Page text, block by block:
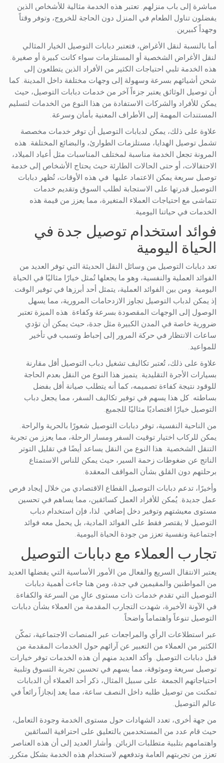
مباشرة إلى باب منزلهم. تعتبر هذه الخدمة مثالية للأشخاص الذين
يفضلون تناول الطعام في المنزل دون الحاجة للخروج، وتوفر وقتاً
وجهداً كبيرين.
أما بالنسبة لنقل الأغراض، فتعتبر دبابات التوصيل الخيار المثالي
لنقل الأغراض الشخصية أو المستلزمات سواء كانت كبيرة أو صغيرة.
هذه الخدمة تلبي احتياجات الكثير من الأفراد الذين يتطلعون إلى
شحن أشيائهم بسرعة وسهولة إلى وجهات مختلفة داخل المدينة. كما
أن توصيل الوثائق يعتبر جزءاً آخر من خدمات دبابات التوصيل، حيث
يمكن للأفراد والشركات الاستفادة من هذا النوع من الخدمات لتسليم
المستندات المهمة إلى الأطراف المعنية بأمان وسرعة.
علاوة على ذلك، يمكن لدبابات التوصيل أن توفر خدمات مخصصة
تشمل توصيل الهدايا، مستلزمات الطوارئ، والبضائع المختلفة. هذه
المرونة تجعل الخدمة مناسبة لمختلف المناسبات مثل أعياد الميلاد،
الاحتفالات، أو حتى الحالات الطارئة حيث يحتاج الأشخاص إلى خدمة
توصيل سريعة يمكن الاعتماد عليها. في هذه الأوقات، تُظهر دبابات
التوصيل قدرتها على الاستجابة لطلب السوق وتقديم خدمات
تتماشى مع احتياجات العملاء المتغيرة، مما يعزز من قيمة هذه
الخدمات في حياتنا اليومية.
فوائد استخدام توصيل جدة في
الحياة اليومية
تعد دبابات التوصيل من وسائل النقل الحديثة التي توفر العديد من
الفوائد العملية والنفسية، وهو ما يجعلها تُمثل خيارًا مثاليًا في الحياة
اليومية. ومن بين الفوائد العملية، يتمثل أحد أبرزها في توفير الوقت.
إذ يمكن لدباب التوصيل تجاوز الازدحامات المرورية، مما يسهل
الوصول إلى الوجهات المقصودة بسرعة وكفاءة. هذه الميزة تعتبر
ضرورية خاصة في المدن الكبيرة مثل جدة، حيث يمكن أن تؤدي
ساعات الانتظار في حركة المرور إلى إحباط وتسبب في تأخير
للمواعيد.
علاوة على ذلك، تُعتبر تكاليف تشغيل دباب التوصيل أقل مقارنة
بسيارات الأجرة التقليدية. يتميز هذا النوع من النقل بعدم الحاجة
للوقود نتيجة كفاءة تصميمه، كما أنه يتطلب صيانة أقل بفضل
بساطته. كل هذا يسهم في توفير تكاليف السفر، مما يجعل دباب
التوصيل خيارًا اقتصاديًا مثاليًا للجميع.
من الناحية النفسية، توفر دبابات التوصيل شعورًا بالحرية والراحة.
يمكن للركاب اختيار توقيت السفر ومسار الرحلة، مما يعزز من تجربة
التنقل الشخصية. هذا النوع من النقل يساعد أيضًا في تقليل التوتر
الناتج عن ضغوطات زحمة السير، حيث يمكن للناس الاستمتاع
برحلتهم دون القلق بشأن المواقف المعقدة.
وأخيرًا، تدعم دبابات التوصيل القطاع الاقتصادي من خلال إيجاد فرص
عمل جديدة. يُمكن للأفراد العمل كسائقين، مما يساهم في تحسين
مستوى معيشتهم وتوفير دخل إضافي. لذا، فإن استخدام دباب
التوصيل لا يقتصر فقط على الفوائد المادية، بل يحمل معه فوائد
اجتماعية ونفسية تعزز من جودة الحياة اليومية.
تجارب العملاء مع دبابات التوصيل
يعتبر الانتقال السريع والفعال من الأمور الأساسية التي يفضلها العديد
من المواطنين والمقيمين في جدة، ومن هنا جاءت أهمية دبابات
التوصيل التي تقدم خدمات ذات مستوى عالٍ من السرعة والكفاءة.
في الآونة الأخيرة، شهدت التجارب المقدمة من العملاء بشأن دبابات
التوصيل تنوعاً واهتماماً واضحاً.
عبر استطلاعات الرأي والمراجعات عبر المنصات الاجتماعية، تمكّن
الكثير من العملاء من التعبير عن آرائهم حول الخدمات المقدمة من
قبل دبابات التوصيل. وأكد العديد منهم أن هذه الخدمات توفر خيارات
توصيل سريعة وموثوقة، مما يسهم في تحسين تجربة التسوق وتلبية
احتياجاتهم الجمعة. على سبيل المثال، ذكر أحد العملاء أن الدبابات
تمكنت من توصيل طلبه داخل النصف ساعة، مما يعد إنجازاً رائعاً في
عالم التوصيل.
من جهة أخرى، تعدد الشهادات حول مستوى الخدمة وجودة التعامل،
حيث قام عدد من المستخدمين بالتعليق على احترافية السائقين
واهتمامهم بتلبية متطلبات الزبائن. وأشار العديد إلى أن هذه العناصر
تعزز من تجربتهم العامة وتدفعهم لاستخدام هذه الخدمة بشكل متكرر.